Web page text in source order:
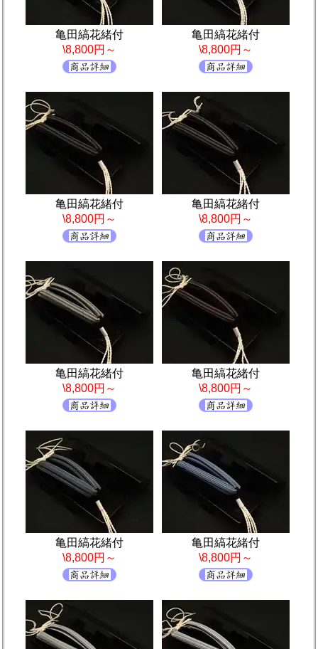
亀田縞花緒付
\8,800円～
亀田縞花緒付
\8,800円～
亀田縞花緒付
\8,800円～
亀田縞花緒付
\8,800円～
亀田縞花緒付
\8,800円～
亀田縞花緒付
\8,800円～
亀田縞花緒付
\8,800円～
亀田縞花緒付
\8,800円～